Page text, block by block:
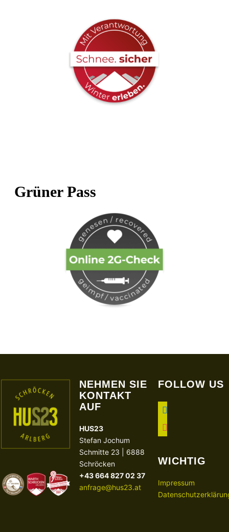
Grüner Pass
NEHMEN SIE
KONTAKT
AUF
HUS23
Stefan Jochum
Schmitte 23 | 6888
Schröcken
+43 664 827 02 37
anfrage@hus23.at
FOLLOW US
facebook
instagram
WICHTIG
Impressum